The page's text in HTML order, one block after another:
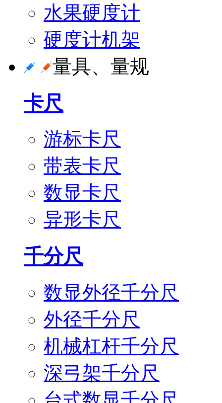
水果硬度计
硬度计机架
量具、量规
卡尺
游标卡尺
带表卡尺
数显卡尺
异形卡尺
千分尺
数显外径千分尺
外径千分尺
机械杠杆千分尺
深弓架千分尺